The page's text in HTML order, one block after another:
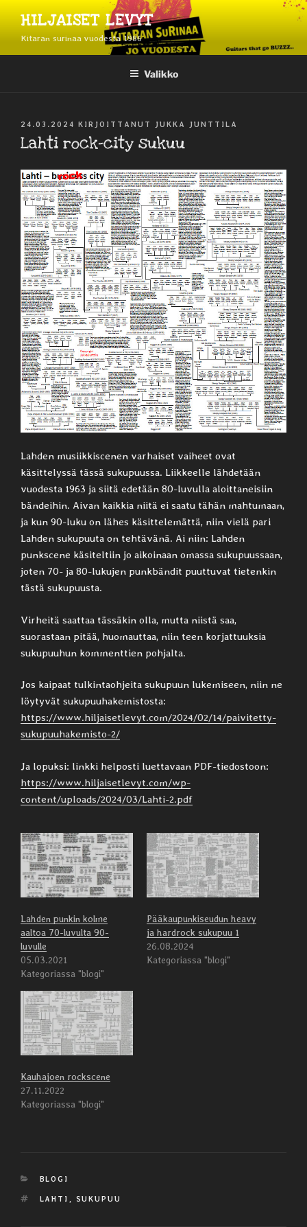
sisältöönHILJAISET LEVYT
Kitaran surinaa vuodesta 1986
Valikko
JULKAISTU
24.03.2024 KIRJOITTANUT JUKKA JUNTTILA
Lahti rock-city sukuu
Lahden musiikkiscenen varhaiset vaiheet ovat
käsittelyssä tässä sukupuussa. Liikkeelle lähdetään
vuodesta 1963 ja siitä edetään 80-luvulla aloittaneisiin
bändeihin. Aivan kaikkia niitä ei saatu tähän mahtumaan,
ja kun 90-luku on lähes käsittelemättä, niin vielä pari
Lahden sukupuuta on tehtävänä. Ai niin: Lahden
punkscene käsiteltiin jo aikoinaan omassa sukupuussaan,
joten 70- ja 80-lukujen punkbändit puuttuvat tietenkin
tästä sukupuusta.
Virheitä saattaa tässäkin olla, mutta niistä saa,
suorastaan pitää, huomauttaa, niin teen korjattuuksia
sukupuuhun kommenttien pohjalta.
Jos kaipaat tulkintaohjeita sukupuun lukemiseen, niin ne
löytyvät sukupuuhakemistosta:
https://www.hiljaisetlevyt.com/2024/02/14/paivitetty-
sukupuuhakemisto-2/
Ja lopuksi: linkki helposti luettavaan PDF-tiedostoon:
https://www.hiljaisetlevyt.com/wp-
content/uploads/2024/03/Lahti-2.pdf
Lahden punkin kolme
aaltoa 70-luvulta 90-
luvulle
05.03.2021
Kategoriassa "blogi"
Pääkaupunkiseudun heavy
ja hardrock sukupuu 1
26.08.2024
Kategoriassa "blogi"
Kauhajoen rockscene
27.11.2022
Kategoriassa "blogi"
KATEGORIAT
BLOGI
AVAINSANAT
LAHTI , SUKUPUU